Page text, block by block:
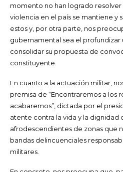
momento no han logrado resolver
violencia en el país se mantiene y
estos y, por otra parte, nos
gubernamental sea el profundizar
consolidar su propuesta de
constituyente.
En cuanto a la actuación militar,
premisa de “Encontraremos a los
acabaremos”, dictada por el
atente contra la vida y la dignidad
afrodescendientes de zonas que
bandas delincuenciales
militares.